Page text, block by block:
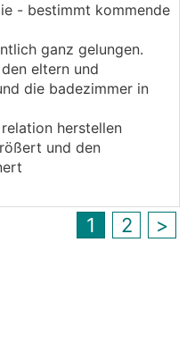
- bestimmt kommende
ganz gelungen.
eltern und
die badezimmer in
herstellen
und den
1 2 >